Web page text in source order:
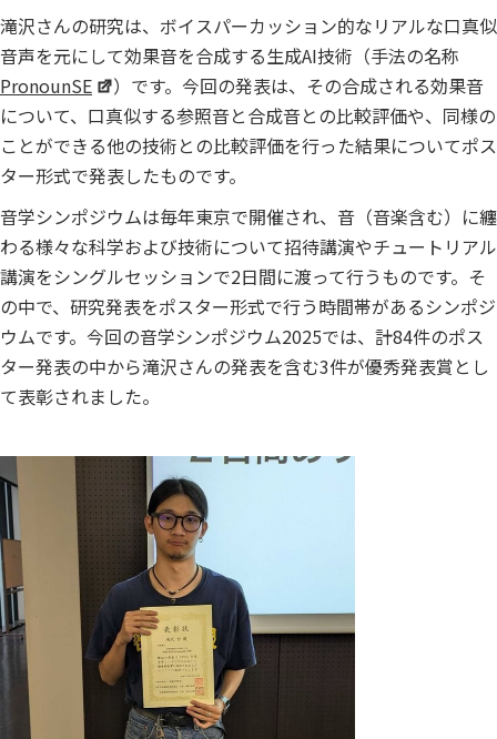
滝沢さんの研究は、ボイスパーカッション的なリアルな口真似
音声を元にして効果音を合成する生成AI技術（手法の名称
PronounSE
）です。今回の発表は、その合成される効果音
について、口真似する参照音と合成音との比較評価や、同様の
ことができる他の技術との比較評価を行った結果についてポス
ター形式で発表したものです。
音学シンポジウムは毎年東京で開催され、音（音楽含む）に纏
わる様々な科学および技術について招待講演やチュートリアル
講演をシングルセッションで2日間に渡って行うものです。そ
の中で、研究発表をポスター形式で行う時間帯があるシンポジ
ウムです。今回の音学シンポジウム2025では、計84件のポス
ター発表の中から滝沢さんの発表を含む3件が優秀発表賞とし
て表彰されました。